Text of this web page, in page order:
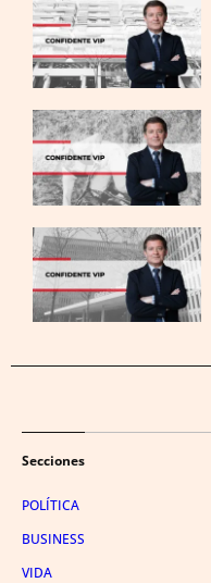
Secciones
POLÍTICA
BUSINESS
VIDA